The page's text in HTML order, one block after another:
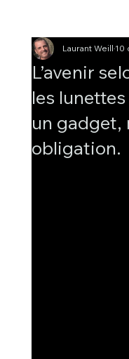
L’avenir
les
un gadget,
obligation.
Laurant Weill10